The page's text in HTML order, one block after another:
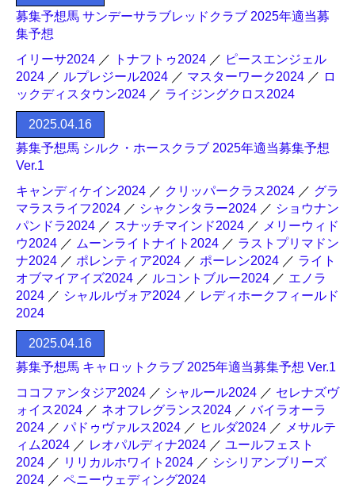
募集予想馬 サンデーサラブレッドクラブ 2025年適当募
集予想
イリーサ2024 ／ トナフトゥ2024 ／ ピースエンジェル
2024 ／ ルプレジール2024 ／ マスターワーク2024 ／ ロ
ックディスタウン2024 ／ ライジングクロス2024
2025.04.16
募集予想馬 シルク・ホースクラブ 2025年適当募集予想
Ver.1
キャンディケイン2024 ／ クリッパークラス2024 ／ グラ
マラスライフ2024 ／ シャクンタラー2024 ／ ショウナン
パンドラ2024 ／ スナッチマインド2024 ／ メリーウィド
ウ2024 ／ ムーンライトナイト2024 ／ ラストプリマドン
ナ2024 ／ ポレンティア2024 ／ ポーレン2024 ／ ライト
オブマイアイズ2024 ／ ルコントブルー2024 ／ エノラ
2024 ／ シャルルヴォア2024 ／ レディホークフィールド
2024
2025.04.16
募集予想馬 キャロットクラブ 2025年適当募集予想 Ver.1
ココファンタジア2024 ／ シャルール2024 ／ セレナズヴ
ォイス2024 ／ ネオフレグランス2024 ／ バイラオーラ
2024 ／ パドゥヴァルス2024 ／ ヒルダ2024 ／ メサルテ
ィム2024 ／ レオパルディナ2024 ／ ユールフェスト
2024 ／ リリカルホワイト2024 ／ シシリアンブリーズ
2024 ／ ペニーウェディング2024